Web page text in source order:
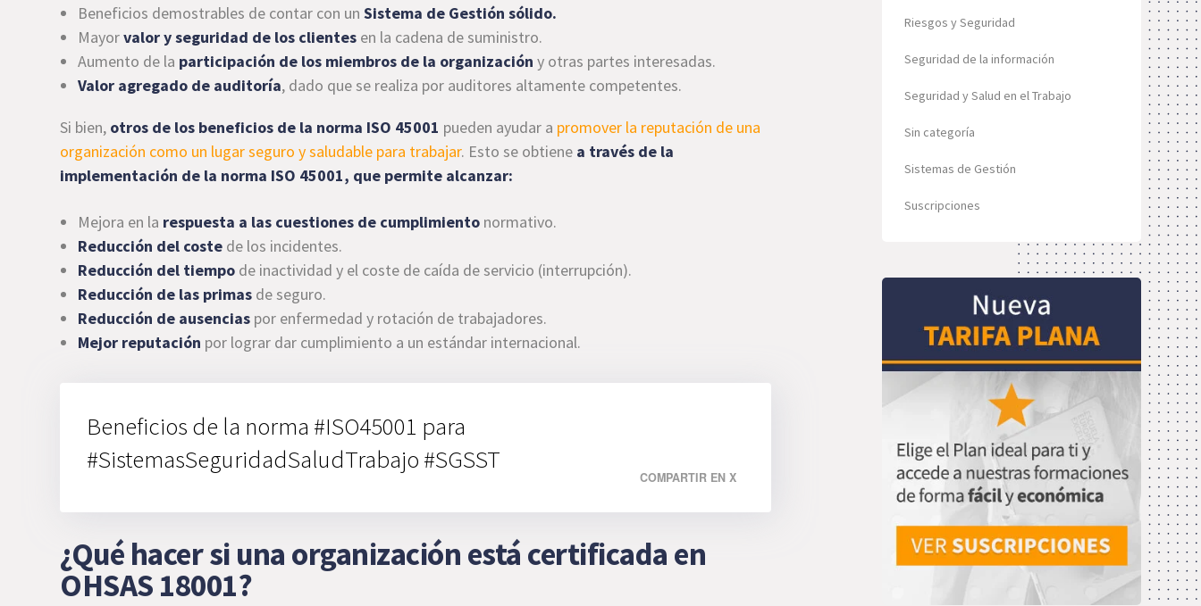
Beneficios demostrables de contar con unSistema de Gestión sólido.
Mayorvalor y seguridad de los clientes en la cadena de suministro.
Aumento de la participación de los miembros de la organización y otras partes interesadas.
Valor agregado de auditoría, dado que se realiza por auditores altamente competentes.
Si bien, otros de los beneficios de la norma ISO 45001 pueden ayudar a promover la reputación de una
organización como un lugar seguro y saludable para trabajar. Esto se obtiene a través de la
implementación de la norma ISO 45001, que permite alcanzar:
Mejora en la respuesta a las cuestiones de cumplimiento normativo.
Reducción del coste de los incidentes.
Reducción del tiempo de inactividad y el coste de caída de servicio (interrupción).
Reducción de las primas de seguro.
Reducción de ausencias por enfermedad y rotación de trabajadores.
Mejor reputación por lograr dar cumplimiento a un estándar internacional.
Beneficios de la norma #ISO45001 para
#SistemasSeguridadSaludTrabajo #SGSST
COMPARTIR EN X
¿Qué hacer si una organización está certificada en
OHSAS 18001?
Riesgos y Seguridad
Seguridad de la información
Seguridad y Salud en el Trabajo
Sin categoría
Sistemas de Gestión
Suscripciones